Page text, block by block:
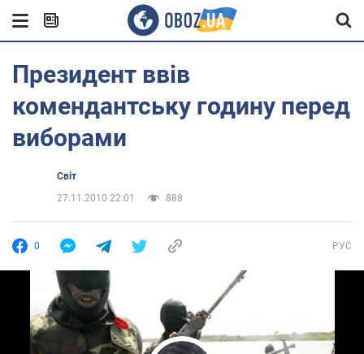
Президент ввів
комендантську годину перед
виборами
Світ
27.11.2010 22:01
888
0 РУС